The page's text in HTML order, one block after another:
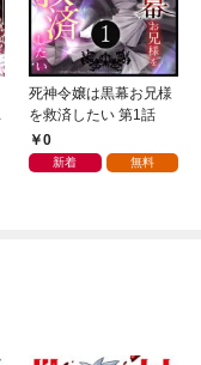
死神令嬢は黒幕お兄様
を救済したい 第1話
0
新着 無料